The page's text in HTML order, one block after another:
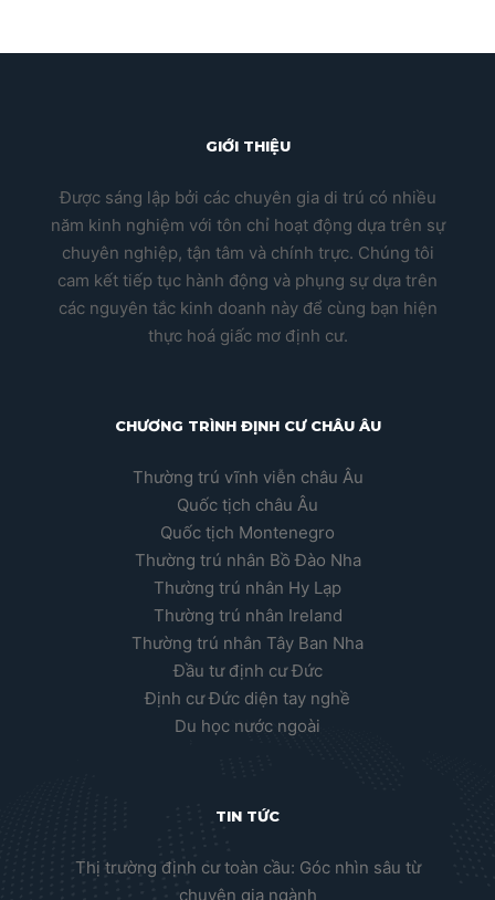
GIỚI THIỆU
Được sáng lập bởi các chuyên gia di trú có nhiều
năm kinh nghiệm với tôn chỉ hoạt động dựa trên sự
chuyên nghiệp, tận tâm và chính trực. Chúng tôi
cam kết tiếp tục hành động và phụng sự dựa trên
các nguyên tắc kinh doanh này để cùng bạn hiện
thực hoá giấc mơ định cư.
CHƯƠNG TRÌNH ĐỊNH CƯ CHÂU ÂU
Thường trú vĩnh viễn châu Âu
Quốc tịch châu Âu
Quốc tịch Montenegro
Thường trú nhân Bồ Đào Nha
Thường trú nhân Hy Lạp
Thường trú nhân Ireland
Thường trú nhân Tây Ban Nha
Đầu tư định cư Đức
Định cư Đức diện tay nghề
Du học nước ngoài
TIN TỨC
Thị trường định cư toàn cầu: Góc nhìn sâu từ
chuyên gia ngành